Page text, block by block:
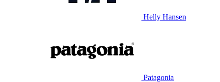
Helly Hansen
Patagonia